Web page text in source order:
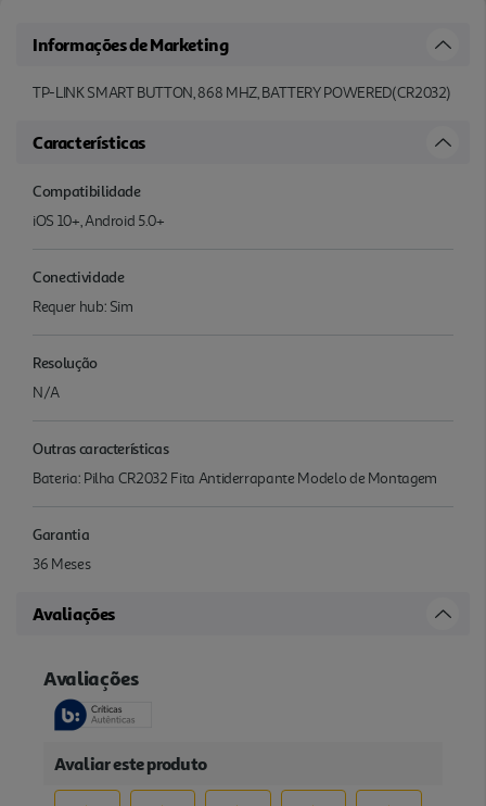
Informações de Marketing
TP-LINK SMART BUTTON, 868 MHZ, BATTERY POWERED(CR2032)
Características
Compatibilidade
iOS 10+, Android 5.0+
Conectividade
Requer hub: Sim
Resolução
N/A
Outras características
Bateria: Pilha CR2032 Fita Antiderrapante Modelo de Montagem
Garantia
36 Meses
Avaliações